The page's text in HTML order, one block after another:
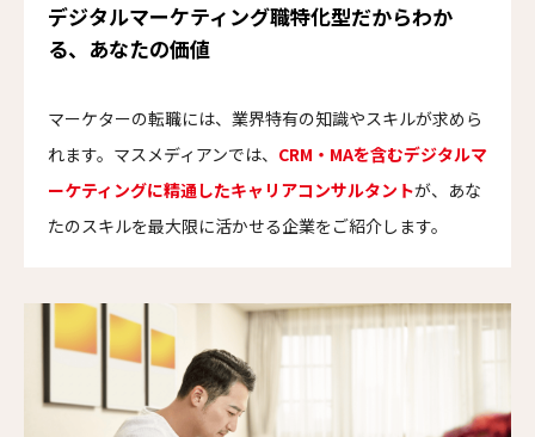
デジタルマーケティング職特化型だからわか
る、あなたの価値
マーケターの転職には、業界特有の知識やスキルが求めら
れます。マスメディアンでは、 CRM・MAを含むデジタルマ
ーケティングに精通したキャリアコンサルタントが、あな
たのスキルを最大限に活かせる企業をご紹介します。